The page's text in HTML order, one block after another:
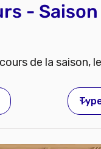
-
de la saison,